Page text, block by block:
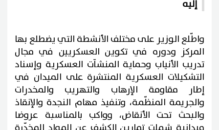
إليه
واطّلع الوزير على مختلف الأنشطة التي يضطلع بها
المركز ودوره في تكوين العسكريين في مجال
تدريب الأنياب وحماية المنشآت العسكرية وإسناد
التشكيلات العسكرية المنتشرة على الميدان في
إطار مقاومة الإرهاب والتهريب والمخدرات
والجريمة المنظّمة، وتنفيذ مهام النجدة والإنقاذ
والبحث تحت الأنقاض، وواكب بالمناسبة عروضا